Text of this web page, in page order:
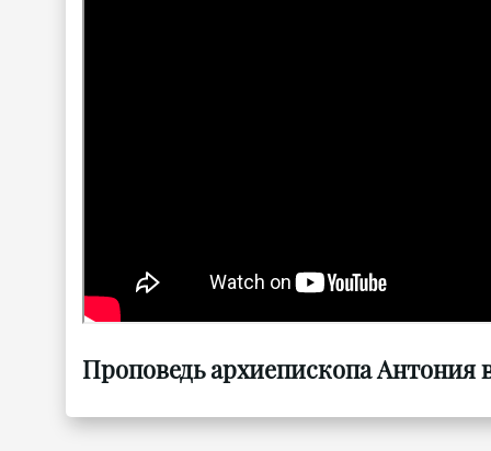
Проповедь архиепископа Антония